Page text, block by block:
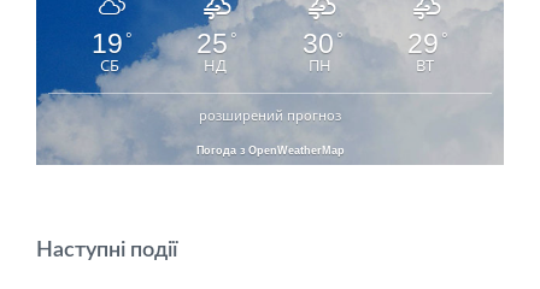
19 °
СБ
25°
НД
30 °
ПН
29 °
ВТ
розширений прогноз
Погода з OpenWeatherMap
Наступні події